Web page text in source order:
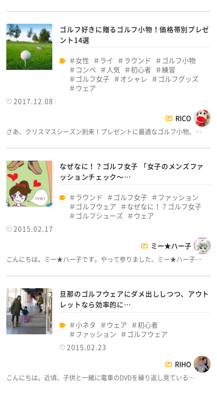
ゴルフ好きに贈るゴルフ小物！価格帯別プレゼ
ント14選
女性 ライ ラウンド
ゴルフ小物
コンペ
人気 初心者
練習
ゴルフ女子
オシャレ
ゴルフグッズ
ウェア
2017.12.08
RICO
さあ、クリスマスシーズン到来！プレゼントに最適なゴルフ小物、…
なぜなに！？ゴルフ女子 「女子のメンズファ
ッションチェック～…
ラウンド ゴルフ女子
ファッション
ゴルフウェア
なぜなに！？ゴルフ女子
ゴルフシューズ
ウェア
2015.02.17
ミー★ハー子
こんにちは。ミー★ハー子です。やって参りました、ミー★ハー子…
旦那のゴルフウェアにダメ出ししつつ、アウト
レットなら効率的に…
小ネタ ウェア
初心者
ファッション
ゴルフウェア
2015.02.23
RIHO
こんにちは。近頃、子供と一緒に電車のDVDを繰り返し見ている…